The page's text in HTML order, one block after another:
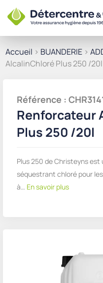
Accueil > BUANDERIE >
AlcalinChloré Plus 250 /20l
Référence :
Renforcateur
Plus 250 /20l
Plus 250 de Christeyns
séquestrant chloré pour
à… En savoir plus